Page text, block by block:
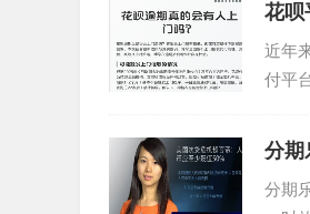
花呗
近年
付平
分期
分期